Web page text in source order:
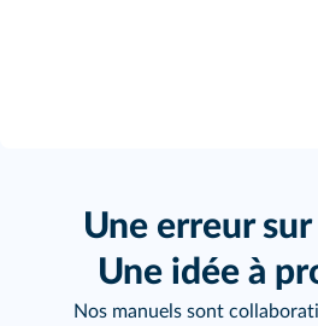
Une erreur sur
Une idée à
Nos manuels sont